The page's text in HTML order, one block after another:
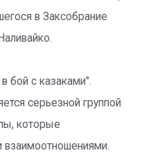
в Заксобрание
бой с казаками".
серьезной группой
которые
взаимоотношениями.